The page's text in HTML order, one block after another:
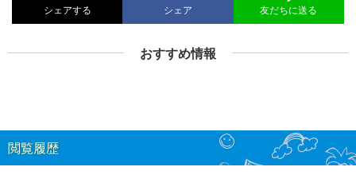
シェアする シェア 友だちに送る
おすすめ情報
閲覧履歴